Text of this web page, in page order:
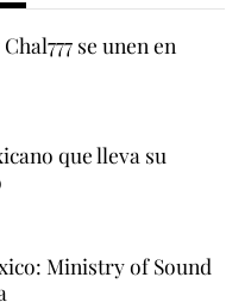
se unen en
que lleva su
Ministry of Sound